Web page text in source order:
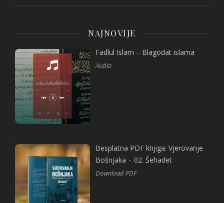
NAJNOVIJE
Fadlul Islam – Blagodat islama
Audio
Besplatna PDF knjiga: Vjerovanje
Bošnjaka – 02. Šehadet
Download PDF